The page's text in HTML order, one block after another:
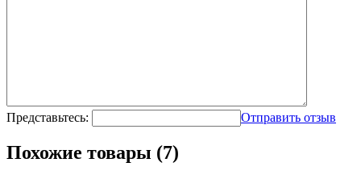
Представьтесь: Отправить отзыв
Похожие товары (7)